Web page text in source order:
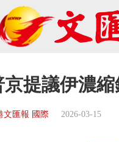
京提議伊濃
文匯報 國際 2026-03-15